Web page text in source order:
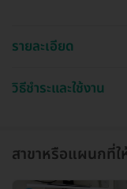
รายละเอียด
วิธีชำระและใช้งาน
สาขาหรือแผนกที่ใ